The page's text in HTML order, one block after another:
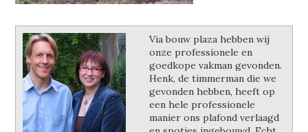
Via bouw plaza hebben wij
onze professionele en
goedkope vakman gevonden.
Henk, de timmerman die we
gevonden hebben, heeft op
een hele professionele
manier ons plafond verlaagd